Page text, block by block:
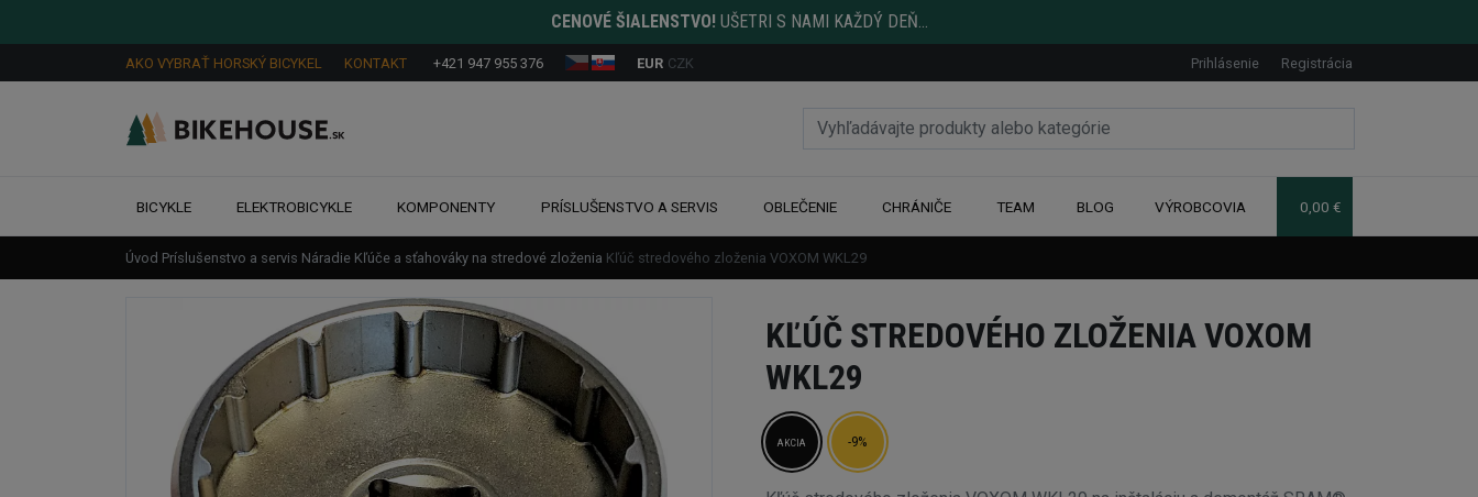
CENOVÉ ŠIALENSTVO! UŠETRI S NAMI KAŽDÝ DEŇ...
AKO VYBRAŤ HORSKÝ BICYKEL KONTAKT +421 947 955 376 EUR CZK Prihlásenie Registrácia
BICYKLE ELEKTROBICYKLE KOMPONENTY PRÍSLUŠENSTVO A SERVIS OBLEČENIE CHRÁNIČE TEAM BLOG VÝROBCOVIA 0,00 €
Úvod Príslušenstvo a servis Náradie Kľúče a sťahováky na stredové zloženia Kľúč stredového zloženia VOXOM WKL29
KĽÚČ STREDOVÉHO ZLOŽENIA VOXOM
WKL29
AKCIA -9%